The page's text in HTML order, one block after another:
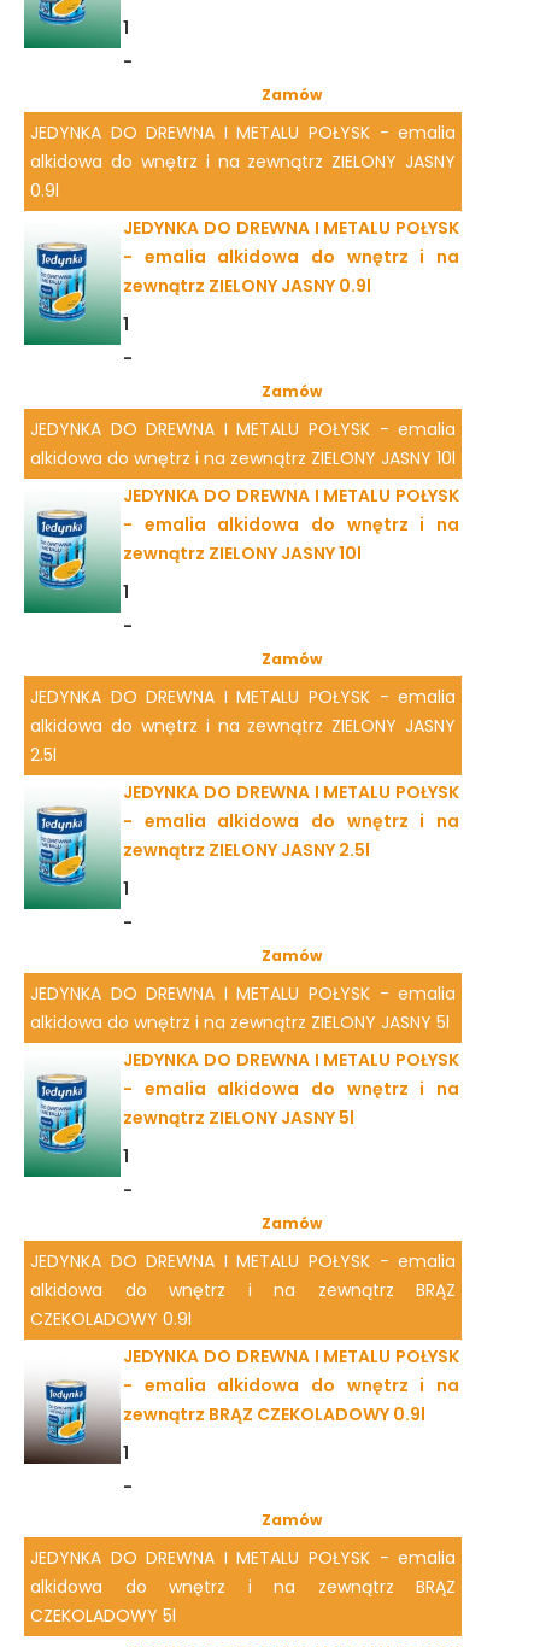
1
-
Zamów
JEDYNKA DO DREWNA I METALU POŁYSK - emalia
alkidowa do wnętrz i na zewnątrz ZIELONY JASNY
0.9l
JEDYNKA DO DREWNA I METALU POŁYSK
- emalia alkidowa do wnętrz i na
zewnątrz ZIELONY JASNY 0.9l
1
-
Zamów
JEDYNKA DO DREWNA I METALU POŁYSK - emalia
alkidowa do wnętrz i na zewnątrz ZIELONY JASNY 10l
JEDYNKA DO DREWNA I METALU POŁYSK
- emalia alkidowa do wnętrz i na
zewnątrz ZIELONY JASNY 10l
1
-
Zamów
JEDYNKA DO DREWNA I METALU POŁYSK - emalia
alkidowa do wnętrz i na zewnątrz ZIELONY JASNY
2.5l
JEDYNKA DO DREWNA I METALU POŁYSK
- emalia alkidowa do wnętrz i na
zewnątrz ZIELONY JASNY 2.5l
1
-
Zamów
JEDYNKA DO DREWNA I METALU POŁYSK - emalia
alkidowa do wnętrz i na zewnątrz ZIELONY JASNY 5l
JEDYNKA DO DREWNA I METALU POŁYSK
- emalia alkidowa do wnętrz i na
zewnątrz ZIELONY JASNY 5l
1
-
Zamów
JEDYNKA DO DREWNA I METALU POŁYSK - emalia
alkidowa do wnętrz i na zewnątrz BRĄZ
CZEKOLADOWY 0.9l
JEDYNKA DO DREWNA I METALU POŁYSK
- emalia alkidowa do wnętrz i na
zewnątrz BRĄZ CZEKOLADOWY 0.9l
1
-
Zamów
JEDYNKA DO DREWNA I METALU POŁYSK - emalia
alkidowa do wnętrz i na zewnątrz BRĄZ
CZEKOLADOWY 5l